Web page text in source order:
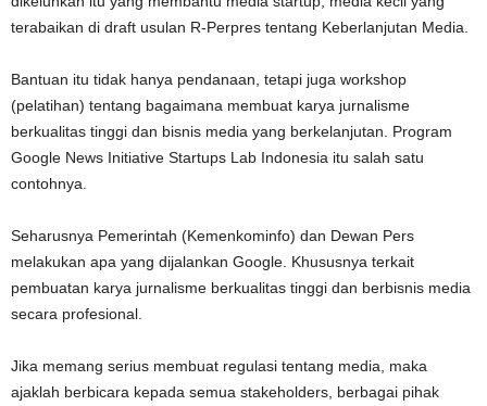
terabaikan di draft usulan R-Perpres tentang Keberlanjutan Media.
Bantuan itu tidak hanya pendanaan, tetapi juga workshop
(pelatihan) tentang bagaimana membuat karya jurnalisme
berkualitas tinggi dan bisnis media yang berkelanjutan. Program
Google News Initiative Startups Lab Indonesia itu salah satu
contohnya.
Seharusnya Pemerintah (Kemenkominfo) dan Dewan Pers
melakukan apa yang dijalankan Google. Khususnya terkait
pembuatan karya jurnalisme berkualitas tinggi dan berbisnis media
secara profesional.
Jika memang serius membuat regulasi tentang media, maka
ajaklah berbicara kepada semua stakeholders, berbagai pihak